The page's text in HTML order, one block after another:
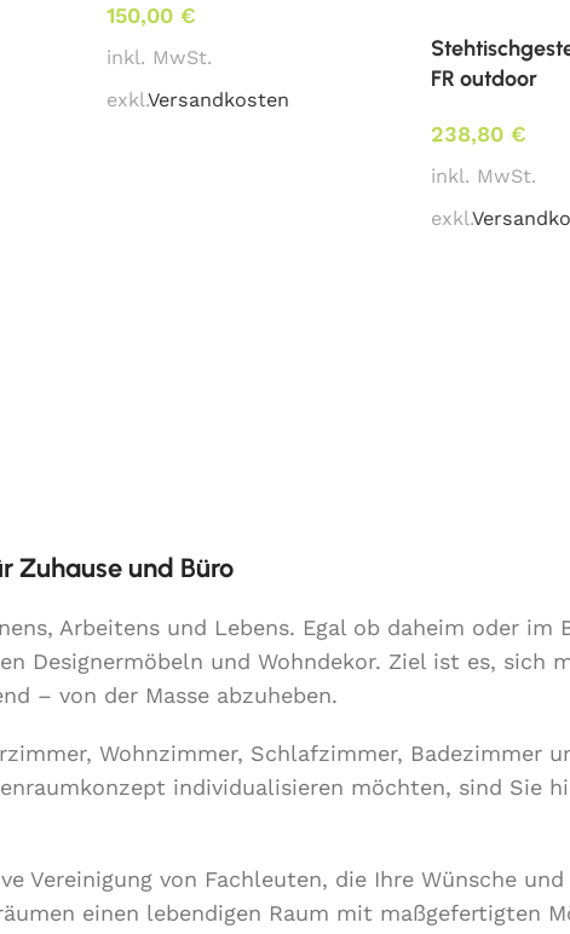
Mindestbestellmenge:
prompt verfügbar (aktuelle
150,00 €
inkl. MwSt.
exkl.Versandkosten
FR outdoor
238,80€
inkl. MwSt.
exkl.
Zuhause und Büro
Arbeitens und Lebens. Egal ob daheim oder im
Designermöbeln und Wohndekor. Ziel ist es,
– von der Masse abzuheben.
Wohnzimmer, Schlafzimmer, Badezimmer
individualisieren möchten, sind Sie
Vereinigung von Fachleuten, die Ihre Wünsche
einen lebendigen Raum mit maßgefertigten